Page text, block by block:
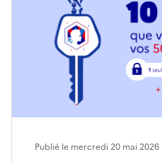
Publié le mercredi 20 mai 2026